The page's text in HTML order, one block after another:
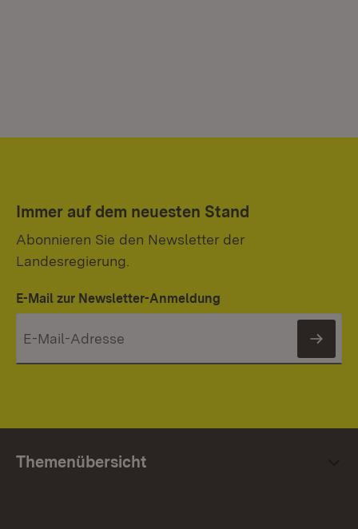
Immer auf dem neuesten Stand
Abonnieren Sie den Newsletter der
Landesregierung.
E-Mail zur Newsletter-Anmeldung
Themenübersicht